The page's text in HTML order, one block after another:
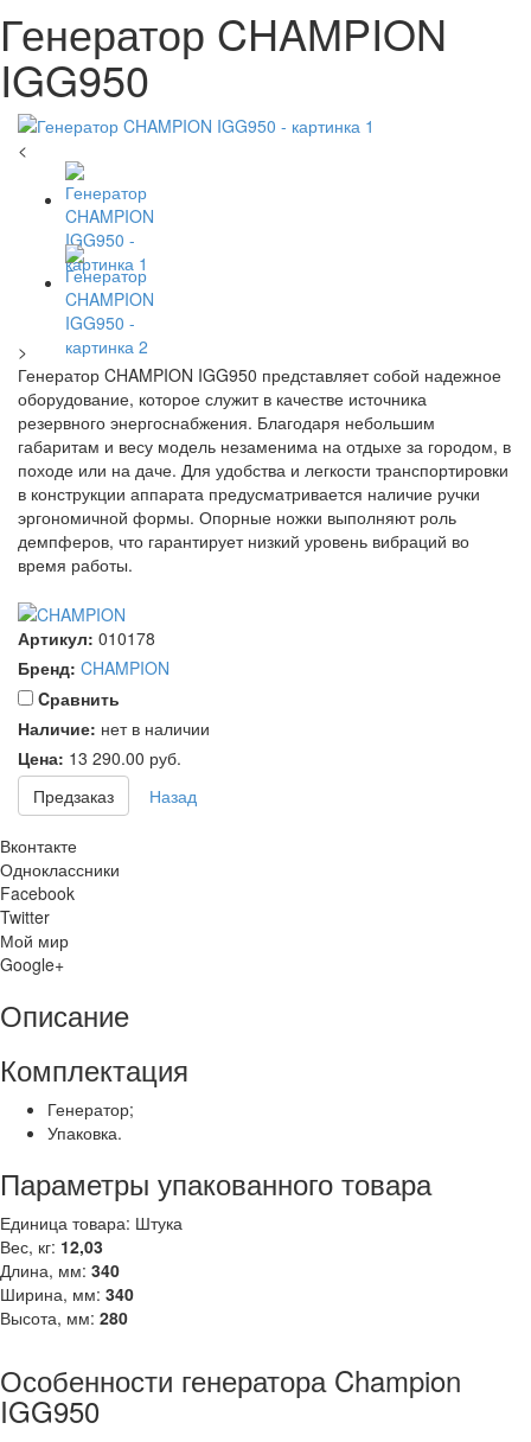
Генератор CHAMPION
IGG950
<
>
Генератор CHAMPION IGG950 представляет собой надежное
оборудование, которое служит в качестве источника
резервного энергоснабжения. Благодаря небольшим
габаритам и весу модель незаменима на отдыхе за городом, в
походе или на даче. Для удобства и легкости транспортировки
в конструкции аппарата предусматривается наличие ручки
эргономичной формы. Опорные ножки выполняют роль
демпферов, что гарантирует низкий уровень вибраций во
время работы.
Артикул: 010178
Бренд: CHAMPION
Cравнить
Наличие: нет в наличии
Цена: 13 290.00 руб.
Предзаказ
Назад
Вконтакте
Одноклассники
Facebook
Twitter
Мой мир
Google+
Описание
Комплектация
Генератор;
Упаковка.
Параметры упакованного товара
Единица товара: Штука
Вес, кг: 12,03
Длина, мм: 340
Ширина, мм: 340
Высота, мм: 280
Особенности генератора Champion
IGG950